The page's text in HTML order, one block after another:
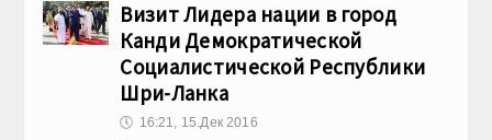
Визит Лидера нации в город
Канди Демократической
Социалистической Республики
Шри-Ланка
🕔 16:21, 15.Дек 2016